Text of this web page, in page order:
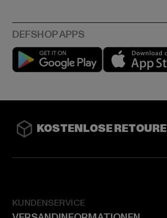
Play market
KOSTENLOSE RETOURE
KUNDENSERVICE